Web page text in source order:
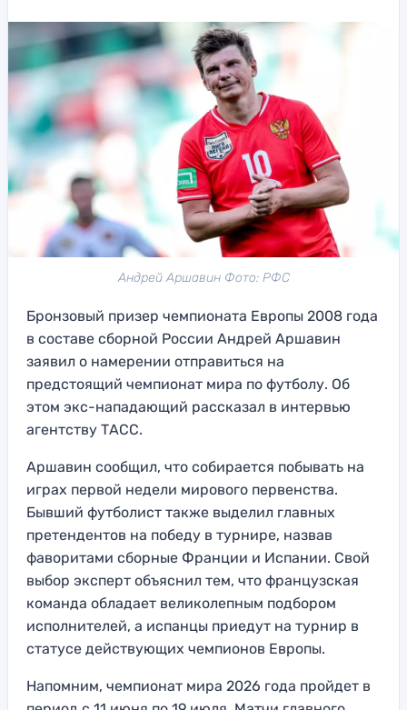
Андрей Аршавин Фото: РФС
Бронзовый призер чемпионата Европы 2008 года
в составе сборной России Андрей Аршавин
заявил о намерении отправиться на
предстоящий чемпионат мира по футболу. Об
этом экс-нападающий рассказал в интервью
агентству ТАСС.
Аршавин сообщил, что собирается побывать на
играх первой недели мирового первенства.
Бывший футболист также выделил главных
претендентов на победу в турнире, назвав
фаворитами сборные Франции и Испании. Свой
выбор эксперт объяснил тем, что французская
команда обладает великолепным подбором
исполнителей, а испанцы приедут на турнир в
статусе действующих чемпионов Европы.
Напомним, чемпионат мира 2026 года пройдет в